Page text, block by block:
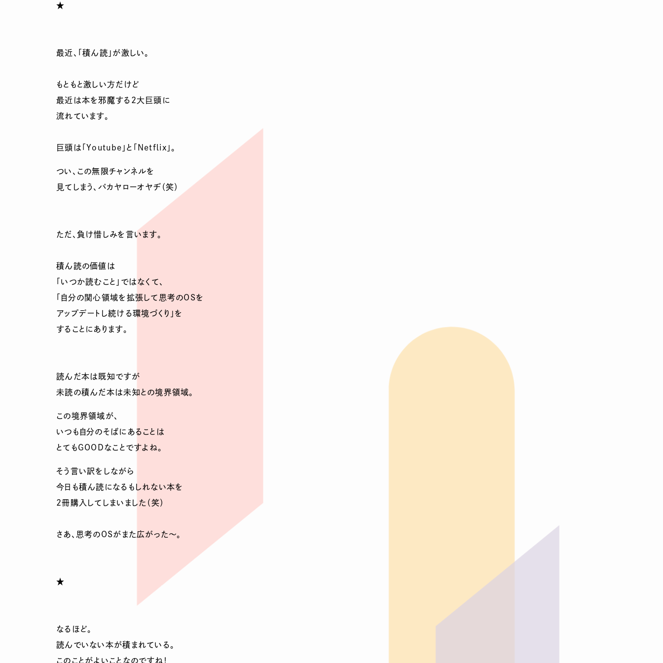
★
最近、「積ん読」が激しい。
もともと激しい方だけど
最近は本を邪魔する2大巨頭に
流れています。
巨頭は「Youtube」と「Netflix」。
つい、この無限チャンネルを
見てしまう、バカヤローオヤヂ（笑）
ただ、負け惜しみを言います。
積ん読の価値は
「いつか読むこと」ではなくて、
「自分の関心領域を拡張して思考のOSを
アップデートし続ける環境づくり」を
することにあります。
読んだ本は既知ですが
未読の積んだ本は未知との境界領域。
この境界領域が、
いつも自分のそばにあることは
とてもGOODなことですよね。
そう言い訳をしながら
今日も積ん読になるもしれない本を
2冊購入してしまいました（笑）
さあ、思考のOSがまた広がった～。
★
なるほど。
読んでいない本が積まれている。
このことがよいことなのですね！